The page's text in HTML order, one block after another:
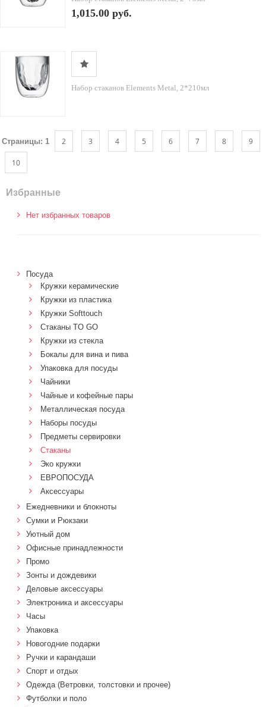
1,015.00 руб.
Набор стаканов Elements Metal, 2*210мл
Страницы: 1 2 3 4 5 6 7 8 9
10
Избранные
Нет избранных товаров
Посуда
Кружки керамические
Кружки из пластика
Кружки Softtouch
Стаканы TO GO
Кружки из стекла
Бокалы для вина и пива
Упаковка для посуды
Чайники
Чайные и кофейные пары
Металлическая посуда
Наборы посуды
Предметы сервировки
Стаканы
Эко кружки
ЕВРОПОСУДА
Аксессуары
Ежедневники и блокноты
Сумки и Рюкзаки
Уютный дом
Офисные принадлежности
Промо
Зонты и дождевики
Деловые аксессуары
Электроника и аксессуары
Часы
Упаковка
Новогодние подарки
Ручки и карандаши
Спорт и отдых
Одежда (Ветровки, толстовки и прочее)
Футболки и поло